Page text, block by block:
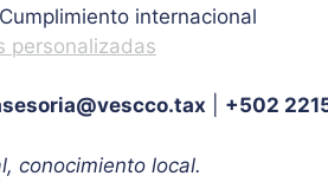
internacional
personalizadas
+502
conocimiento local.